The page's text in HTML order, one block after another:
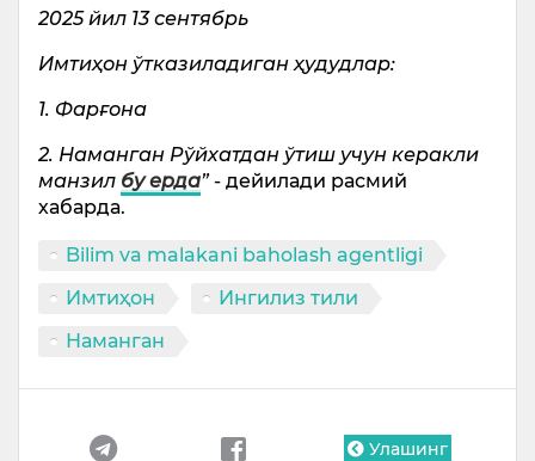
2025 йил 13 сентябрь
Имтиҳон ўтказиладиган ҳудудлар:
1. Фарғона
2. Наманган Рўйхатдан ўтиш учун керакли
манзил бу ерда”- дейилади расмий
хабарда.
Bilim va malakani baholash agentligi
Имтиҳон
Ингилиз тили
Наманган
Улашинг